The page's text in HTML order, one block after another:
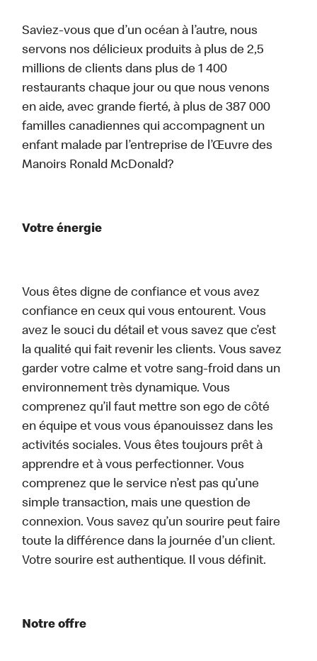
Saviez-vous que d’un océan à l’autre, nous
servons nos délicieux produits à plus de 2,5
millions de clients dans plus de 1 400
restaurants chaque jour ou que nous venons
en aide, avec grande fierté, à plus de 387 000
familles canadiennes qui accompagnent un
enfant malade par l’entreprise de l’Œuvre des
Manoirs Ronald McDonald?
Votre énergie
Vous êtes digne de confiance et vous avez
confiance en ceux qui vous entourent. Vous
avez le souci du détail et vous savez que c’est
la qualité qui fait revenir les clients. Vous savez
garder votre calme et votre sang-froid dans un
environnement très dynamique. Vous
comprenez qu’il faut mettre son ego de côté
en équipe et vous vous épanouissez dans les
activités sociales. Vous êtes toujours prêt à
apprendre et à vous perfectionner. Vous
comprenez que le service n’est pas qu’une
simple transaction, mais une question de
connexion. Vous savez qu’un sourire peut faire
toute la différence dans la journée d’un client.
Votre sourire est authentique. Il vous définit.
Notre offre